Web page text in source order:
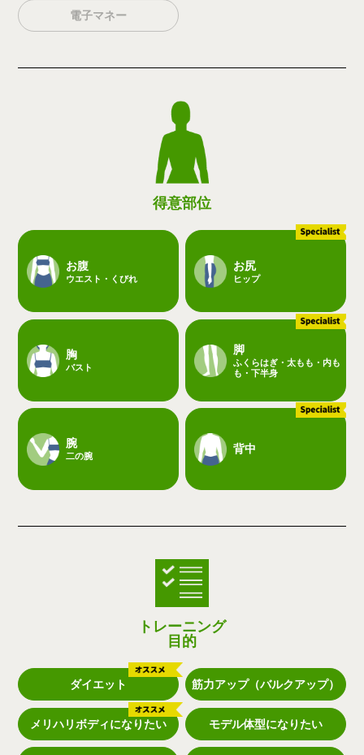
電子マネー
得意部位
お腹
ウエスト・くびれ
お尻
ヒップ
胸
バスト
脚
ふくらはぎ・太もも・内も
も・下半身
腕
二の腕
背中
トレーニング
目的
ダイエット 筋力アップ（バルクアップ）
メリハリボディになりたい モデル体型になりたい